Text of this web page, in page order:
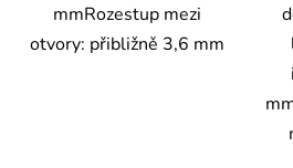
mmRozestup mezi
otvory: přibližně 3,6 mm